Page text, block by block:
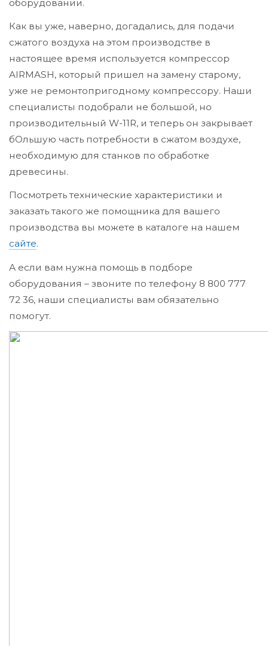
оборудовании.
Как вы уже, наверно, догадались, для подачи
сжатого воздуха на этом производстве в
настоящее время используется компрессор
AIRMASH, который пришел на замену старому,
уже не ремонтопригодному компрессору. Наши
специалисты подобрали не большой, но
производительный W-11R, и теперь он закрывает
бОльшую часть потребности в сжатом воздухе,
необходимую для станков по обработке
древесины.
Посмотреть технические характеристики и
заказать такого же помощника для вашего
производства вы можете в каталоге на нашем
сайте.
А если вам нужна помощь в подборе
оборудования – звоните по телефону 8 800 777
72 36, наши специалисты вам обязательно
помогут.